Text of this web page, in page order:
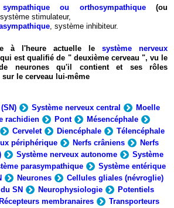
ou orthosympathique(ou
stimulateur,
, système inhibiteur.
à l'heure actuelle le système nerveux
qui est qualifié de " deuxième cerveau ", vu le
neurones qu'il contient et ses rôles
sur le cerveau lui-même
Système nerveux central
Moelle
rachidien Pont
Mésencéphale
Cervelet Diencéphale
Télencéphale
périphérique
Nerfs crâniens
Nerfs
Système nerveux autonome
Système
parasympathique
Système entérique
Neurones
Cellules gliales (névroglie)
SN
Neurophysiologie
Potentiels
Récepteurs membranaires
Transporteurs